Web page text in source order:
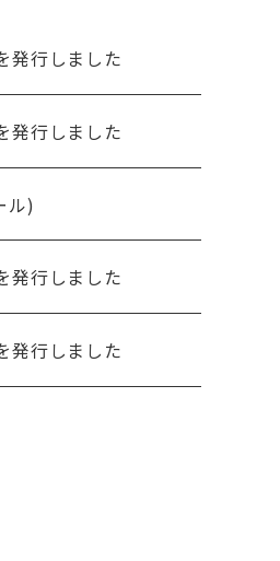
発行しました
発行しました
ル)
発行しました
発行しました